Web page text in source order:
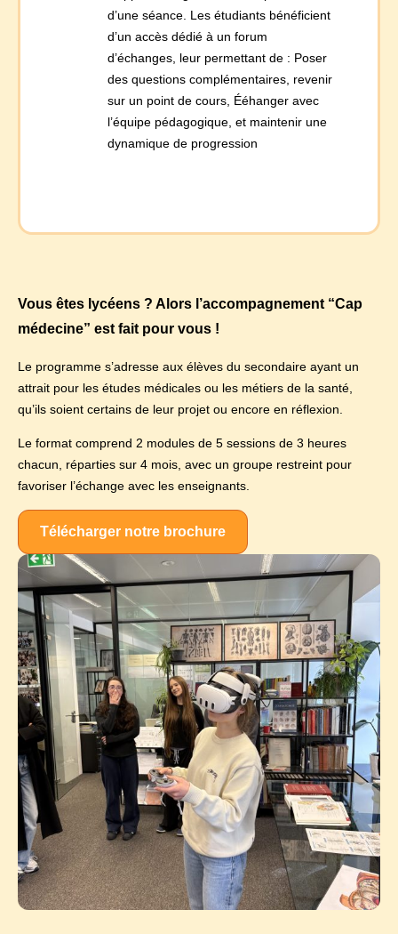
d’une séance. Les étudiants bénéficient
d’un accès dédié à un forum
d’échanges, leur permettant de : Poser
des questions complémentaires, revenir
sur un point de cours, Ééhanger avec
l’équipe pédagogique, et maintenir une
dynamique de progression
Vous êtes lycéens ? Alors l’accompagnement “Cap
médecine” est fait pour vous !
Le programme s’adresse aux élèves du secondaire ayant un
attrait pour les études médicales ou les métiers de la santé,
qu’ils soient certains de leur projet ou encore en réflexion.
Le format comprend 2 modules de 5 sessions de 3 heures
chacun, réparties sur 4 mois, avec un groupe restreint pour
favoriser l’échange avec les enseignants.
Télécharger notre brochure